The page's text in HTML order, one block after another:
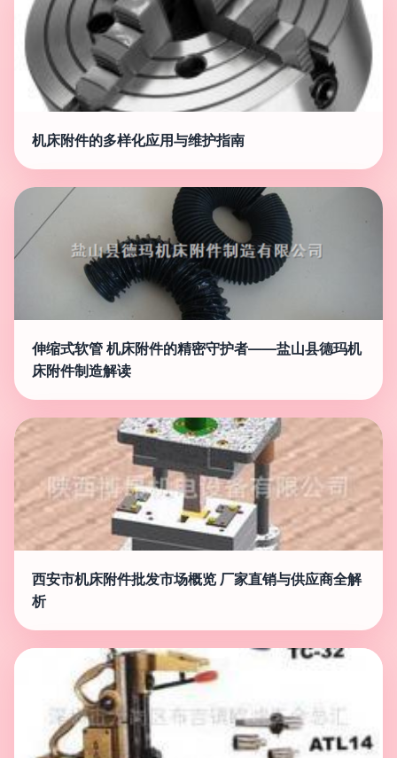
机床附件的多样化应用与维护指南
伸缩式软管 机床附件的精密守护者——盐山县德玛机
床附件制造解读
西安市机床附件批发市场概览 厂家直销与供应商全解
析